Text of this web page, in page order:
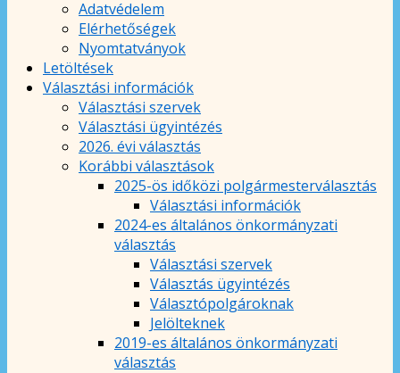
Adatvédelem
Elérhetőségek
Nyomtatványok
Letöltések
Választási információk
Választási szervek
Választási ügyintézés
2026. évi választás
Korábbi választások
2025-ös időközi polgármesterválasztás
Választási információk
2024-es általános önkormányzati
választás
Választási szervek
Választás ügyintézés
Választópolgároknak
Jelölteknek
2019-es általános önkormányzati
választás